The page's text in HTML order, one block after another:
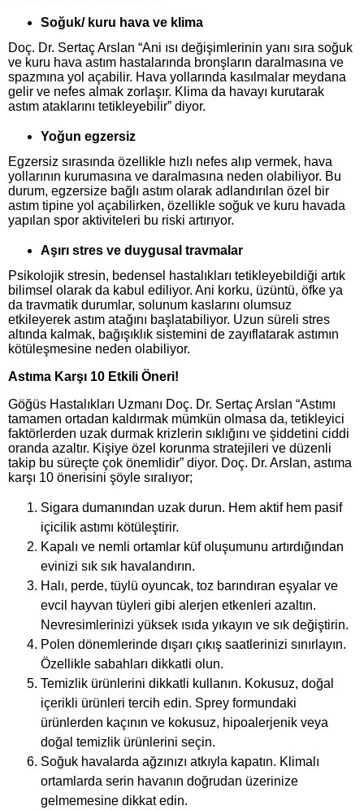
Soğuk/ kuru hava ve klima
Doç. Dr. Sertaç Arslan “Ani ısı değişimlerinin yanı sıra soğuk
ve kuru hava astım hastalarında bronşların daralmasına ve
spazmına yol açabilir. Hava yollarında kasılmalar meydana
gelir ve nefes almak zorlaşır. Klima da havayı kurutarak
astım ataklarını tetikleyebilir” diyor.
Yoğun egzersiz
Egzersiz sırasında özellikle hızlı nefes alıp vermek, hava
yollarının kurumasına ve daralmasına neden olabiliyor. Bu
durum, egzersize bağlı astım olarak adlandırılan özel bir
astım tipine yol açabilirken, özellikle soğuk ve kuru havada
yapılan spor aktiviteleri bu riski artırıyor.
Aşırı stres ve duygusal travmalar
Psikolojik stresin, bedensel hastalıkları tetikleyebildiği artık
bilimsel olarak da kabul ediliyor. Ani korku, üzüntü, öfke ya
da travmatik durumlar, solunum kaslarını olumsuz
etkileyerek astım atağını başlatabiliyor. Uzun süreli stres
altında kalmak, bağışıklık sistemini de zayıflatarak astımın
kötüleşmesine neden olabiliyor.
Astıma Karşı 10 Etkili Öneri!
Göğüs Hastalıkları Uzmanı Doç. Dr. Sertaç Arslan “Astımı
tamamen ortadan kaldırmak mümkün olmasa da, tetikleyici
faktörlerden uzak durmak krizlerin sıklığını ve şiddetini ciddi
oranda azaltır. Kişiye özel korunma stratejileri ve düzenli
takip bu süreçte çok önemlidir” diyor. Doç. Dr. Arslan, astıma
karşı 10 önerisini şöyle sıralıyor;
Sigara dumanından uzak durun. Hem aktif hem pasif
içicilik astımı kötüleştirir.
Kapalı ve nemli ortamlar küf oluşumunu artırdığından
evinizi sık sık havalandırın.
Halı, perde, tüylü oyuncak, toz barındıran eşyalar ve
evcil hayvan tüyleri gibi alerjen etkenleri azaltın.
Nevresimlerinizi yüksek ısıda yıkayın ve sık değiştirin.
Polen dönemlerinde dışarı çıkış saatlerinizi sınırlayın.
Özellikle sabahları dikkatli olun.
Temizlik ürünlerini dikkatli kullanın. Kokusuz, doğal
içerikli ürünleri tercih edin. Sprey formundaki
ürünlerden kaçının ve kokusuz, hipoalerjenik veya
doğal temizlik ürünlerini seçin.
Soğuk havalarda ağzınızı atkıyla kapatın. Klimalı
ortamlarda serin havanın doğrudan üzerinize
gelmemesine dikkat edin.